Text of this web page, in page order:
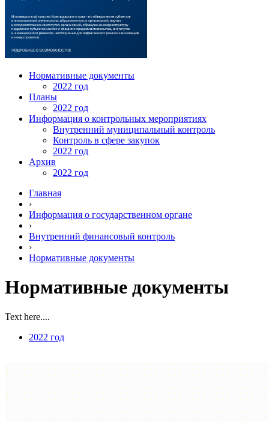
Нормативные документы
2022 год
Планы
2022 год
Информация о контрольных мероприятиях
Внутренний муниципальный контроль
Контроль в сфере закупок
2022 год
Архив
2022 год
Главная
›
Информация о государственном органе
›
Внутренний финансовый контроль
›
Нормативные документы
Нормативные документы
Text here....
2022 год